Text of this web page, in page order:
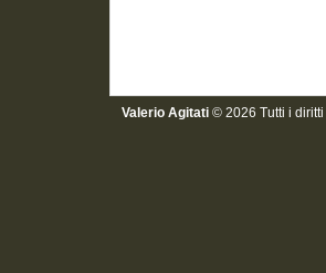
Valerio Agitati © 2026 Tutti i